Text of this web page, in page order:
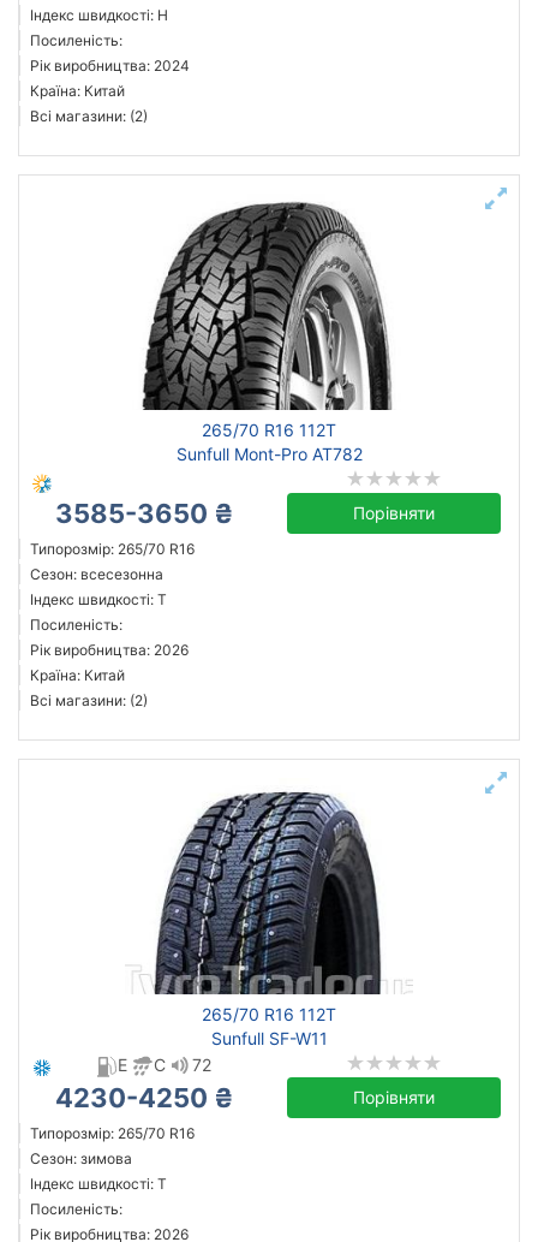
Індекс швидкості: H
Посиленість:
Рік виробництва: 2024
Країна: Китай
Всі магазини: (2)
265/70 R16 112T
Sunfull Mont-Pro AT782
3585-3650 ₴ Порівняти
Типорозмір: 265/70 R16
Сезон: всесезонна
Індекс швидкості: T
Посиленість:
Рік виробництва: 2026
Країна: Китай
Всі магазини: (2)
265/70 R16 112T
Sunfull SF-W11
E
C 72
4230-4250 ₴ Порівняти
Типорозмір: 265/70 R16
Сезон: зимова
Індекс швидкості: T
Посиленість:
Рік виробництва: 2026